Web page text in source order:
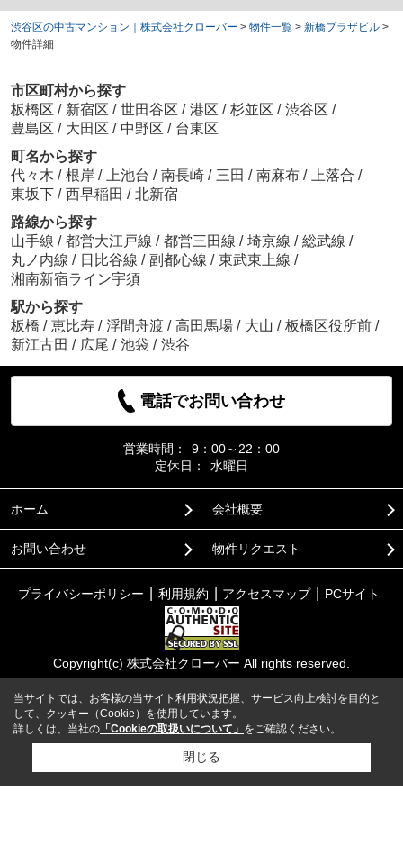
渋谷区の中古マンション｜株式会社クローバー > 物件一覧 > 新橋プラザビル >
物件詳細
市区町村から探す
板橋区 / 新宿区 / 世田谷区 / 港区 / 杉並区 / 渋谷区 /
豊島区 / 大田区 / 中野区 / 台東区
町名から探す
代々木 / 根岸 / 上池台 / 南長崎 / 三田 / 南麻布 / 上落合 /
東坂下 / 西早稲田 / 北新宿
路線から探す
山手線 / 都営大江戸線 / 都営三田線 / 埼京線 / 総武線 /
丸ノ内線 / 日比谷線 / 副都心線 / 東武東上線 /
湘南新宿ライン宇須
駅から探す
板橋 / 恵比寿 / 浮間舟渡 / 高田馬場 / 大山 / 板橋区役所前 /
新江古田 / 広尾 / 池袋 / 渋谷
電話でお問い合わせ
営業時間：
9：00～22：00
定休日：
水曜日
ホーム 会社概要
お問い合わせ 物件リクエスト
プライバシーポリシー 利用規約 アクセスマップ PCサイト
Copyright(c) 株式会社クローバー All rights reserved.
当サイトでは、お客様の当サイト利用状況把握、サービス向上検討を目的と
して、クッキー（Cookie）を使用しています。
詳しくは、当社の 「Cookieの取扱いについて」 をご確認ください。
閉じる